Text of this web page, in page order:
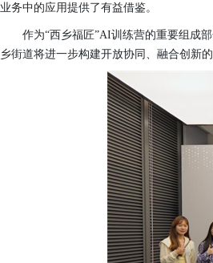
业务中的应用提供了有益借鉴。
作为“西乡福匠”AI训练营的重要组成
乡街道将进一步构建开放协同、融合创新